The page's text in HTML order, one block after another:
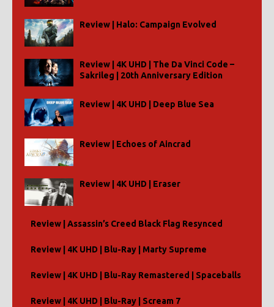
Review | Halo: Campaign Evolved
Review | 4K UHD | The Da Vinci Code –
Sakrileg | 20th Anniversary Edition
Review | 4K UHD | Deep Blue Sea
Review | Echoes of Aincrad
Review | 4K UHD | Eraser
Review | Assassin’s Creed Black Flag Resynced
Review | 4K UHD | Blu-Ray | Marty Supreme
Review | 4K UHD | Blu-Ray Remastered | Spaceballs
Review | 4K UHD | Blu-Ray | Scream 7